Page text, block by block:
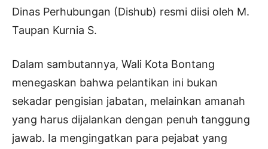
Dinas Perhubungan (Dishub) resmi diisi oleh M.
Taupan Kurnia S.
Dalam sambutannya, Wali Kota Bontang
menegaskan bahwa pelantikan ini bukan
sekadar pengisian jabatan, melainkan amanah
yang harus dijalankan dengan penuh tanggung
jawab. Ia mengingatkan para pejabat yang